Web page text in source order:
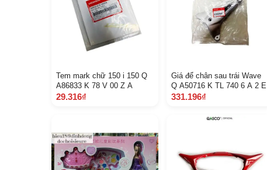
Tem mark chữ 150 i 150 Q
A86833 K 78 V 00 Z A
29.316₫
Giá để chân sau trái Wave
Q A50716 K TL 740 6 A 2 E
331.196₫